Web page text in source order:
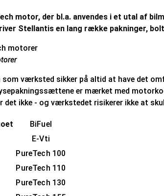
motor, der bl.a. anvendes i et utal af
Stellantis en lang række pakninger,
værksted sikker på altid at have det
er mærket med
det ikke - og værkstedet risikerer ikke at
BiFuel
E-Vti
PureTech 100
PureTech 110
PureTech 130